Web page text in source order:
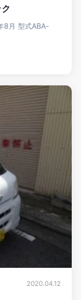
8月 型式ABA-
2020.04.12